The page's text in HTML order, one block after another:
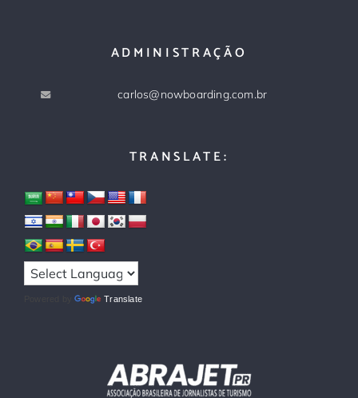
ADMINISTRAÇÃO
carlos@nowboarding.com.br
TRANSLATE:
Powered by Translate